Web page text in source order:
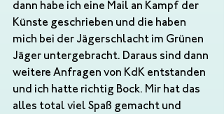
dann habe ich eine Mail an Kampf der
Künste geschrieben und die haben
mich bei der Jägerschlacht im Grünen
Jäger untergebracht. Daraus sind dann
weitere Anfragen von KdK entstanden
und ich hatte richtig Bock. Mir hat das
alles total viel Spaß gemacht und